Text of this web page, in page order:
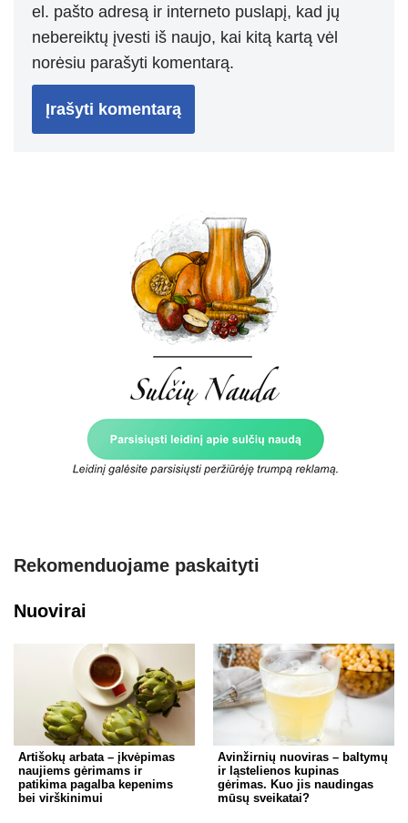
el. pašto adresą ir interneto puslapį, kad jų
nebereiktų įvesti iš naujo, kai kitą kartą vėl
norėsiu parašyti komentarą.
Rekomenduojame paskaityti
Nuovirai
Artišokų arbata – įkvėpimas
naujiems gėrimams ir
patikima pagalba kepenims
bei virškinimui
Avinžirnių nuoviras – baltymų
ir ląstelienos kupinas
gėrimas. Kuo jis naudingas
mūsų sveikatai?